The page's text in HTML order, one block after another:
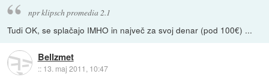
npr klipsch promedia 2.1
Tudi OK, se splačajo IMHO in največ za svoj denar (pod 100€) ...
Bellzmet
:: 13. maj 2011, 10:47